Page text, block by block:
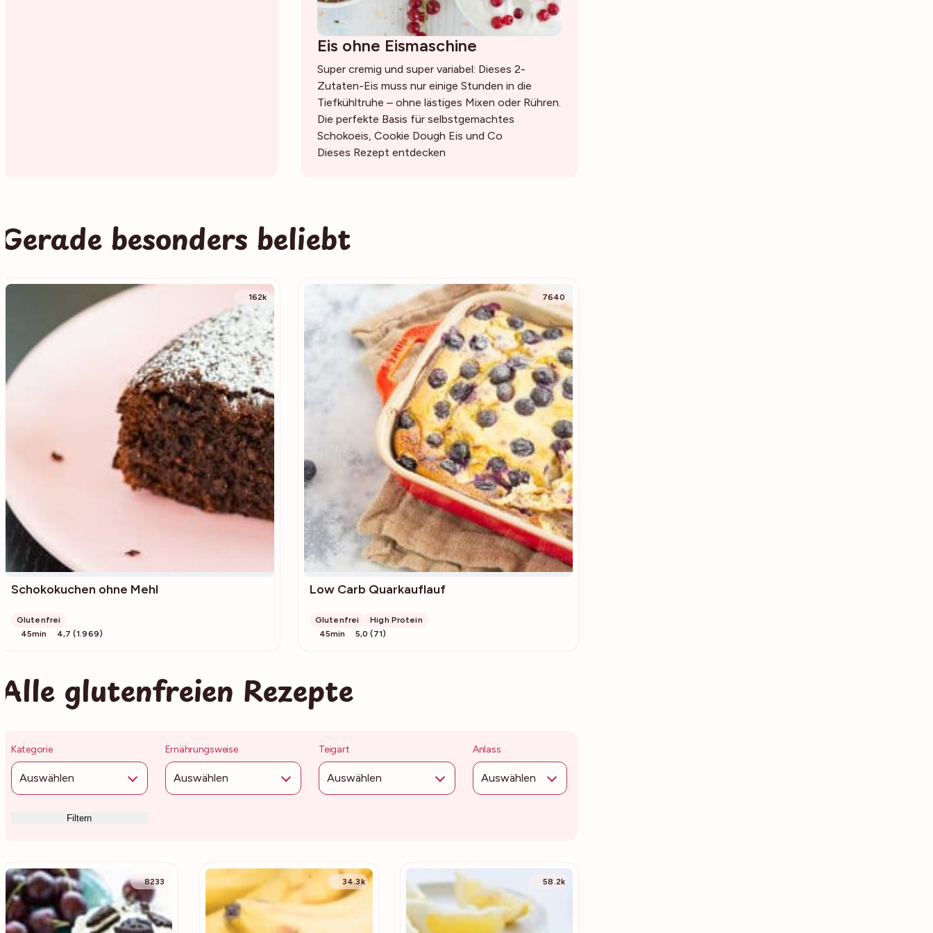
Eis ohne Eismaschine
Super cremig und super variabel: Dieses 2-
Zutaten-Eis muss nur einige Stunden in die
Tiefkühltruhe – ohne lästiges Mixen oder Rühren.
Die perfekte Basis für selbstgemachtes
Schokoeis, Cookie Dough Eis und Co
Dieses Rezept entdecken
Gerade besonders beliebt
162k
Schokokuchen ohne Mehl
Glutenfrei
45min
4,7 (1.969)
7640
Low Carb Quarkauflauf
Glutenfrei
High Protein
45min
5,0 (71)
Alle glutenfreien Rezepte
Kategorie
Auswählen
Ernährungsweise
Auswählen
Teigart
Auswählen
Anlass
Auswählen
Filtern
8233 34.3k 58.2k